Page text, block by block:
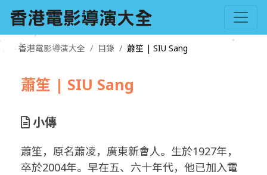
香港電影導演大全 目錄 蕭笙 | SIU Sang
蕭笙 | SIU Sang
小傳
蕭笙，原名蕭凌，廣東新會人。生於1927年，
卒於2004年。早在五、六十年代，他已加入電